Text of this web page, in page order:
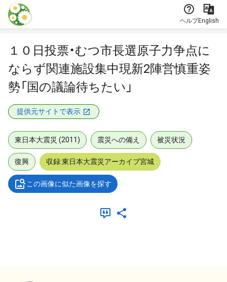
本文に飛ぶ
ヘルプEnglish
１０日投票・むつ市長選原子力争点に
ならず関連施設集中現新2陣営慎重姿
勢「国の議論待ちたい」
提供元サイトで表示
東日本大震災 (2011) 震災への備え 被災状況
復興 収録:東日本大震災アーカイブ宮城
この画像に似た画像を探す